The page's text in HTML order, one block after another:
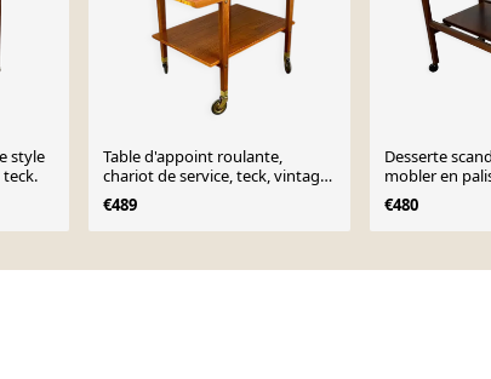
style
Table d'appoint roulante,
chariot de service, teck, vintage
des années 60
€489
Desserte
mobler en
portefeuille
€480